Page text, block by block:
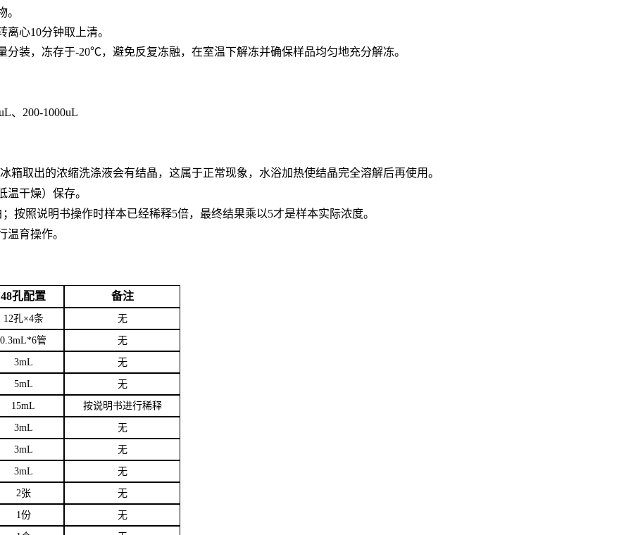
。
心10分钟取上清。
装，冻存于-20℃，避免反复冻融，在室温下解冻并确保样品均匀地充分解冻。
、200-1000uL
箱取出的浓缩洗涤液会有结晶，这属于正常现象，水浴加热使结晶完全溶解后再使用。
干燥）保存。
按照说明书操作时样本已经稀释5倍，最终结果乘以5才是样本实际浓度。
育操作。
48孔配置 备注
12孔×4条 无
0.3mL*6管 无
3mL 无
5mL 无
15mL 按说明书进行稀释
3mL 无
3mL 无
3mL 无
2张 无
1份 无